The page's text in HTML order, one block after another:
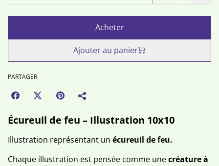
Acheter
Ajouter au panier
PARTAGER
Écureuil de feu – Illustration 10x10
Illustration représentant un écureuil de feu.
Chaque illustration est pensée comme unecréature à